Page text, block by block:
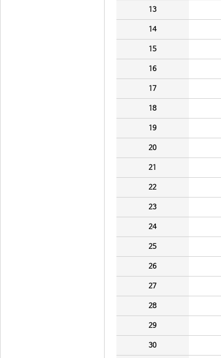
13
14
15
16
17
18
19
20
21
22
23
24
25
26
27
28
29
30